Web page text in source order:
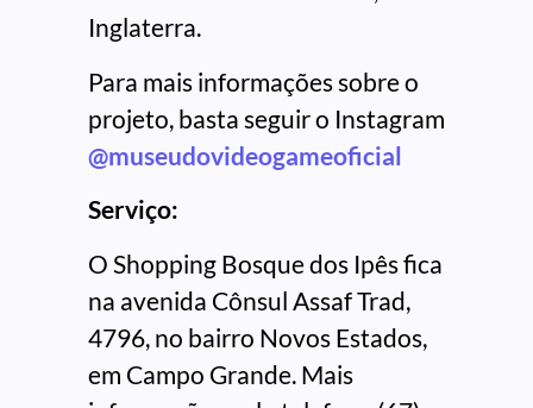
Inglaterra.
Para mais informações sobre o
projeto, basta seguir o Instagram
@museudovideogameoficial
Serviço:
O Shopping Bosque dos Ipês fica
na avenida Cônsul Assaf Trad,
4796, no bairro Novos Estados,
em Campo Grande. Mais